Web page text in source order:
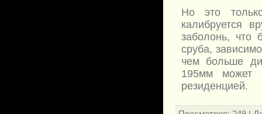
Но это
калибруется
заболонь, что
сруба,
чем больше
195мм может
резиденцией.